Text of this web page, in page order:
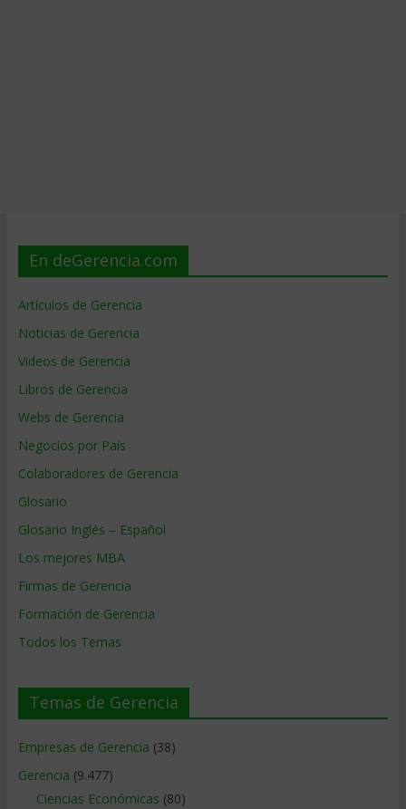
En deGerencia.com
Artículos de Gerencia
Noticias de Gerencia
Videos de Gerencia
Libros de Gerencia
Webs de Gerencia
Negocios por País
Colaboradores de Gerencia
Glosario
Glosario Inglés – Español
Los mejores MBA
Firmas de Gerencia
Formación de Gerencia
Todos los Temas
Temas de Gerencia
Empresas de Gerencia (38)
Gerencia (9.477)
Ciencias Económicas (80)